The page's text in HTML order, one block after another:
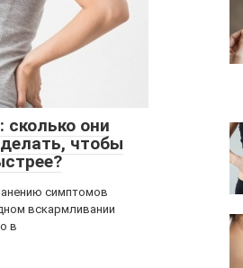
они
чтобы
симптомов
вскармливании
в